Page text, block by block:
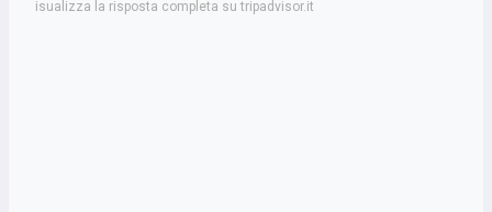
isualizza la risposta completa su tripadvisor.it